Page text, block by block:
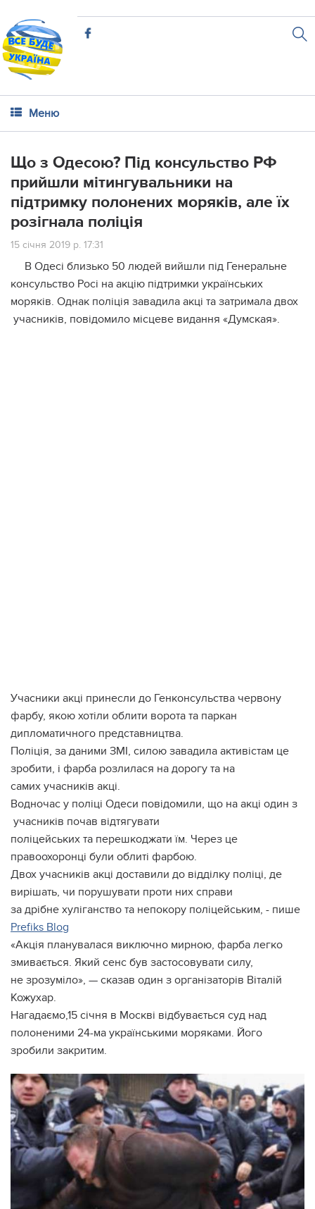
Меню
Що з Одесою? Під консульство РФ
прийшли мітингувальники на
підтримку полонених моряків, але їх
розігнала поліція
15 січня 2019 р. 17:31
В Одесі близько 50 людей вийшли під Генеральне
консульство Росі на акцію підтримки українських
моряків. Однак поліція завадила акці та затримала двох
учасників, повідомило місцеве видання «Думская».
Учасники акці принесли до Генконсульства червону
фарбу, якою хотіли облити ворота та паркан
дипломатичного представництва.
Поліція, за даними ЗМІ, силою завадила активістам це
зробити, і фарба розлилася на дорогу та на
самих учасників акці.
Водночас у поліці Одеси повідомили, що на акці один з
учасників почав відтягувати
поліцейських та перешкоджати їм. Через це
правоохоронці були облиті фарбою.
Двох учасників акці доставили до відділку поліці, де
вирішать, чи порушувати проти них справи
за дрібне хуліганство та непокору поліцейським, - пише
Prefiks Blog
«Акція планувалася виключно мирною, фарба легко
змивається. Який сенс був застосовувати силу,
не зрозуміло», — сказав один з організаторів Віталій
Кожухар.
Нагадаємо,15 січня в Москві відбувається суд над
полоненими 24-ма українськими моряками. Його
зробили закритим.